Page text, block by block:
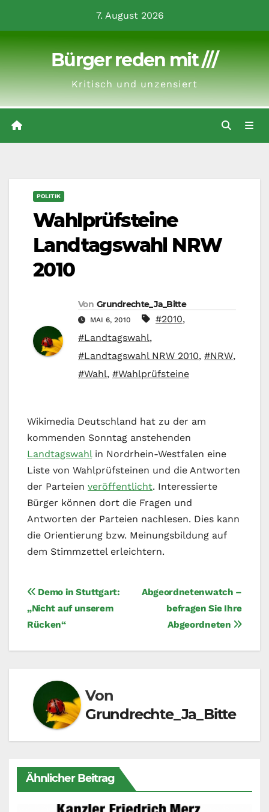
7. August 2026
Bürger reden mit ///
Kritisch und unzensiert
POLITIK
Wahlprüfsteine
Landtagswahl NRW
2010
Von Grundrechte_Ja_Bitte
MAI 6, 2010 #2010,
#Landtagswahl,
#Landtagswahl NRW 2010, #NRW,
#Wahl, #Wahlprüfsteine
Wikimedia Deutschland hat zu der am
kommenden Sonntag anstehenden
Landtagswahlin Nordrhein-Westfalen eine
Liste von Wahlprüfsteinen und die Antworten
der Parteien veröffentlicht. Interessierte
Bürger können dort die Fragen und
Antworten der Parteien nachlesen. Dies kann
die Orientierung bzw. Meinungsbildung auf
dem Stimmzettel erleichtern.
Beitragsnavigation
Abgeordnetenwatch –
befragen Sie Ihre
Abgeordneten
Demo in Stuttgart:
„Nicht auf unserem
Rücken“
Von
Grundrechte_Ja_Bitte
Ähnlicher Beitrag